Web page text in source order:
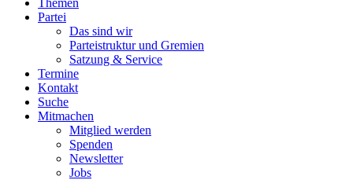
Partei
Das sind wir
Parteistruktur und Gremien
Satzung & Service
Termine
Kontakt
Suche
Mitmachen
Mitglied werden
Spenden
Newsletter
Jobs